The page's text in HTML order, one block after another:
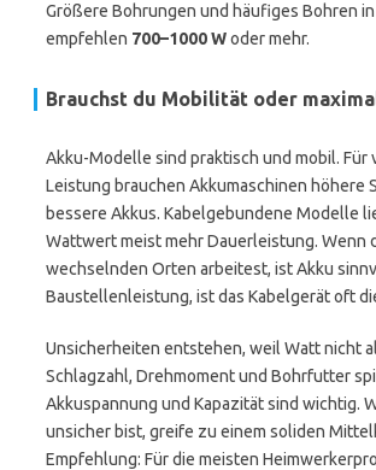
Größere Bohrungen und häufiges Bohren
empfehlen 700–1000 Woder mehr.
Brauchst du Mobilität oder
Akku-Modelle sind praktisch und mobil. Für
Leistung brauchen Akkumaschinen höhere
bessere Akkus. Kabelgebundene Modelle
Wattwert meist mehr Dauerleistung. Wenn
wechselnden Orten arbeitest, ist Akku
Baustellenleistung, ist das Kabelgerät oft
Unsicherheiten entstehen, weil Watt nicht
Schlagzahl, Drehmoment und Bohrfutter
Akkuspannung und Kapazität sind wichtig.
unsicher bist, greife zu einem soliden
Empfehlung: Für die meisten